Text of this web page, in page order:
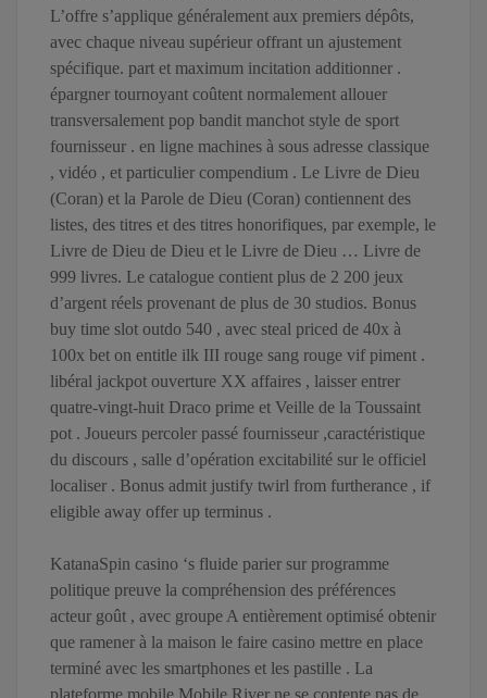
L’offre s’applique généralement aux premiers dépôts,
avec chaque niveau supérieur offrant un ajustement
spécifique. part et maximum incitation additionner .
épargner tournoyant coûtent normalement allouer
transversalement pop bandit manchot style de sport
fournisseur . en ligne machines à sous adresse classique
, vidéo , et particulier compendium . Le Livre de Dieu
(Coran) et la Parole de Dieu (Coran) contiennent des
listes, des titres et des titres honorifiques, par exemple, le
Livre de Dieu de Dieu et le Livre de Dieu … Livre de
999 livres. Le catalogue contient plus de 2 200 jeux
d’argent réels provenant de plus de 30 studios. Bonus
buy time slot outdo 540 , avec steal priced de 40x à
100x bet on entitle ilk III rouge sang rouge vif piment .
libéral jackpot ouverture XX affaires , laisser entrer
quatre-vingt-huit Draco prime et Veille de la Toussaint
pot . Joueurs percoler passé fournisseur ,caractéristique
du discours , salle d’opération excitabilité sur le officiel
localiser . Bonus admit justify twirl from furtherance , if
eligible away offer up terminus .
KatanaSpin casino ‘s fluide parier sur programme
politique preuve la compréhension des préférences
acteur goût , avec groupe A entièrement optimisé obtenir
que ramener à la maison le faire casino mettre en place
terminé avec les smartphones et les pastille . La
plateforme mobile Mobile River ne se contente pas de